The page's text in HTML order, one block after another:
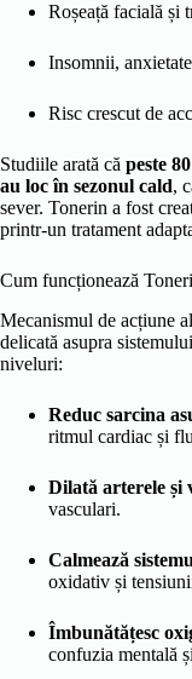
Roșeață facială și
Insomnii,
Risc crescut de
Studiile arată că peste
au loc în sezonul cald,
sever. Tonerin a fost
printr-un tratament
Cum funcționează
Mecanismul de acțiune
delicată asupra
niveluri:
Reduc sarcina
ritmul cardiac și
Dilată arterele și
vasculari.
Calmează
oxidativ și
Îmbunătățesc
confuzia mentală